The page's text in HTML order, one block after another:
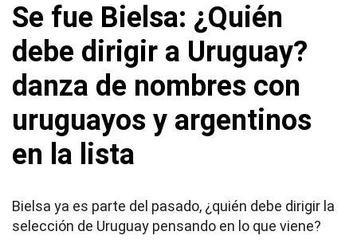
Se fue Bielsa: ¿Quién
debe dirigir a Uruguay?
danza de nombres con
uruguayos y argentinos
en la lista
Bielsa ya es parte del pasado, ¿quién debe dirigir la
selección de Uruguay pensando en lo que viene?